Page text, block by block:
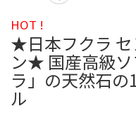
HOT !
★日本フクラ セ
ン★ 国産高級
ラ」の天然石
ル